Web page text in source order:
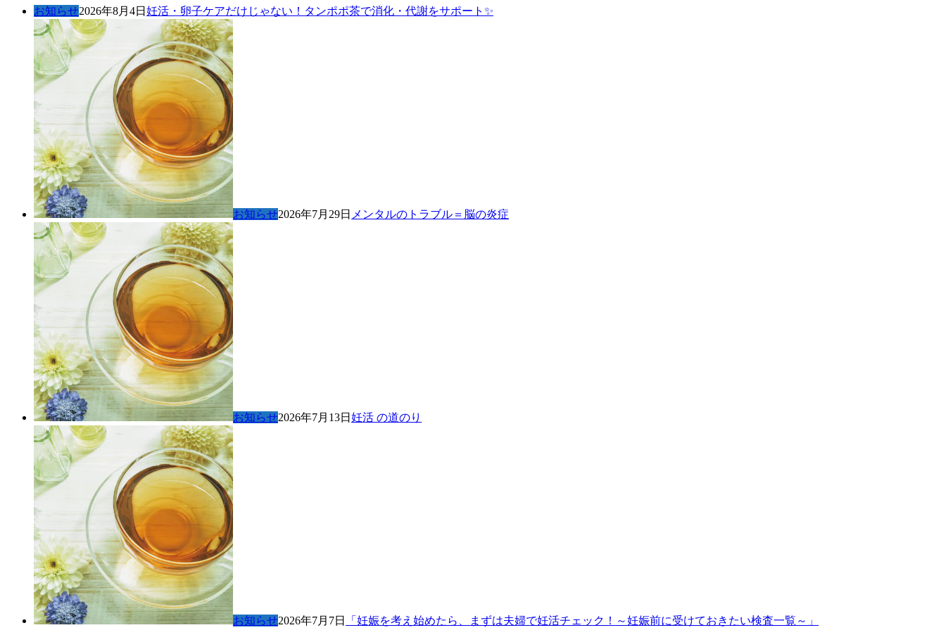
お知らせ2026年8月4日 妊活・卵子ケアだけじゃない！タンポポ茶で消化・代謝をサポート✨
お知らせ2026年7月29日 メンタルのトラブル＝脳の炎症
お知らせ2026年7月13日 妊活 の道のり
お知らせ2026年7月7日 「妊娠を考え始めたら、まずは夫婦で妊活チェック！～妊娠前に受けておきたい検査一覧～」